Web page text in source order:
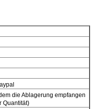
die Ablagerung empfangen
Quantität)